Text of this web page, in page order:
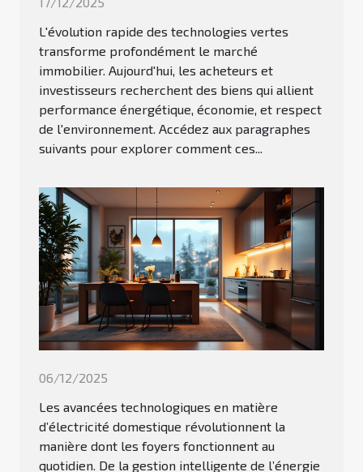
L'évolution rapide des technologies vertes
transforme profondément le marché
immobilier. Aujourd'hui, les acheteurs et
investisseurs recherchent des biens qui allient
performance énergétique, économie, et respect
de l'environnement. Accédez aux paragraphes
suivants pour explorer comment ces...
06/12/2025
Les avancées technologiques en matière
d’électricité domestique révolutionnent la
manière dont les foyers fonctionnent au
quotidien. De la gestion intelligente de l’énergie